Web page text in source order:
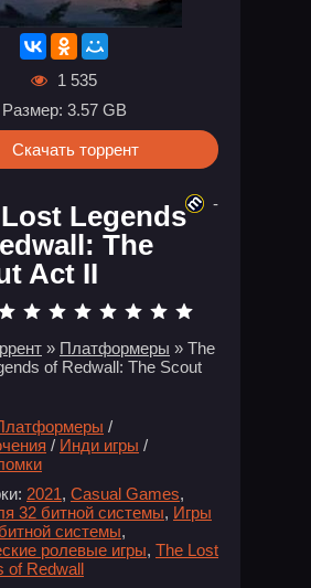
1 535
Размер: 3.57 GB
Скачать торрент
Legends
The
Act II
» Платформеры » The
of Redwall: The Scout
/
/ Инди игры /
2021, Casual Games,
32 битной системы, Игры
системы,
ролевые игры, The Lost
of Redwall
-